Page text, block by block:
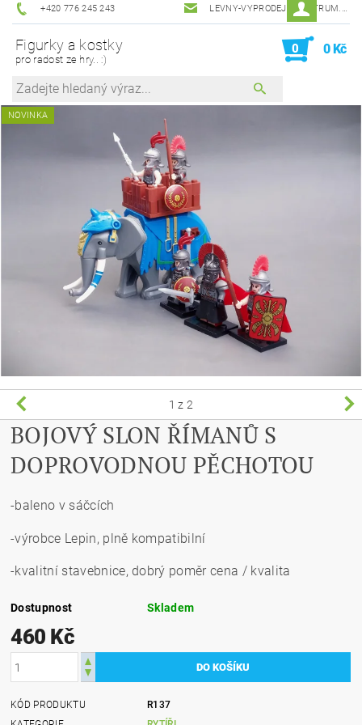
+420 776 245 243 LEVNY-VYPRODEJ@CENTRUM.CZ
Figurky a kostky
pro radost ze hry.. :)
0 0 Kč
NOVINKA
1 z 2
BOJOVÝ SLON ŘÍMANŮ S
DOPROVODNOU PĚCHOTOU
-baleno v sáčcích
-výrobce Lepin, plně kompatibilní
-kvalitní stavebnice, dobrý poměr cena / kvalita
Dostupnost Skladem
460 Kč
KÓD PRODUKTU
R137